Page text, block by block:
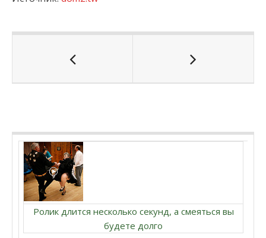
Ролик длится несколько секунд, а смеяться вы
будете долго